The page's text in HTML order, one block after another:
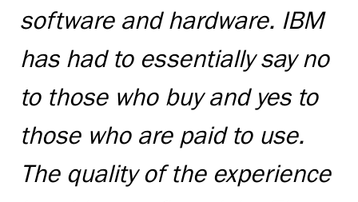
software and hardware. IBM
has had to essentially say no
to those who buy and yes to
those who are paid to use.
The quality of the experience